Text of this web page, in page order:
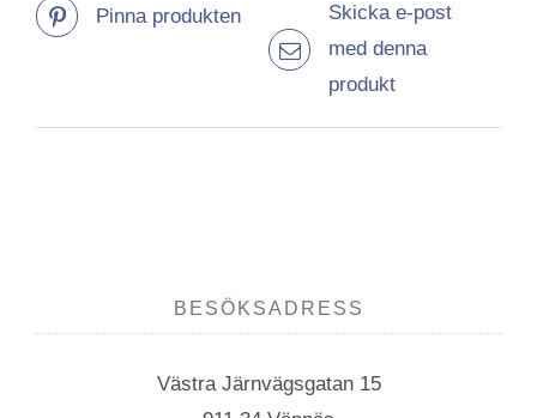
Pinna produkten
Skicka e-post
med denna
produkt
BESÖKSADRESS
Västra Järnvägsgatan 15